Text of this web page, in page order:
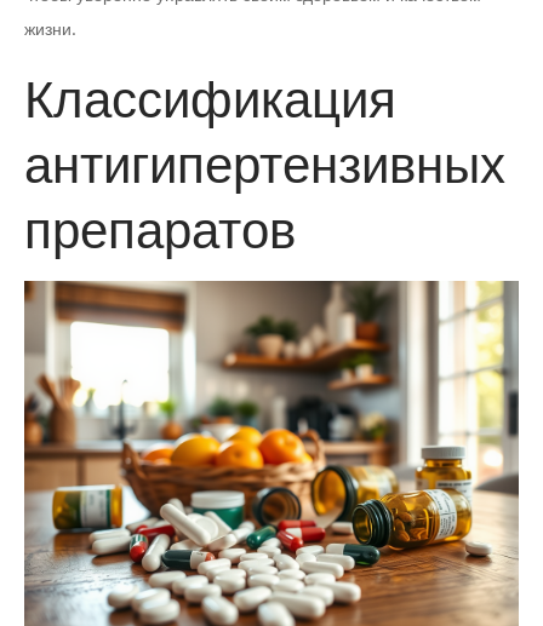
жизни.
Классификация
антигипертензивных
препаратов